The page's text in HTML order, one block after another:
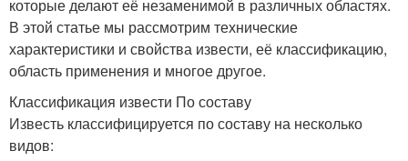
которые делают её незаменимой в различных областях.
В этой статье мы рассмотрим технические
характеристики и свойства извести, её классификацию,
область применения и многое другое.
Классификация извести По составу
Известь классифицируется по составу на несколько
видов: